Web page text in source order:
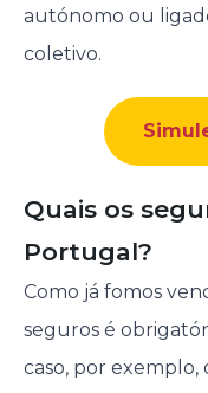
autónomo ou
coletivo.
Quais os
Portugal?
Como já fomos
seguros é
caso, por